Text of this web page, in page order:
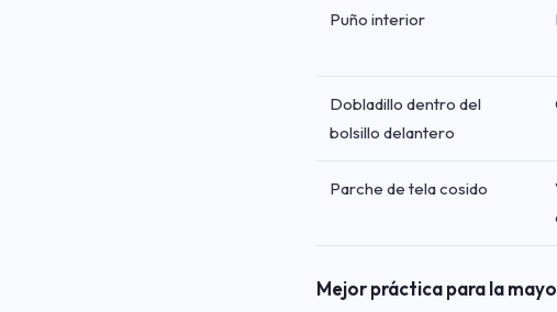
Puño interior
Dobladillo dentro del
bolsillo delantero
Parche de tela cosido
Mejor práctica para la